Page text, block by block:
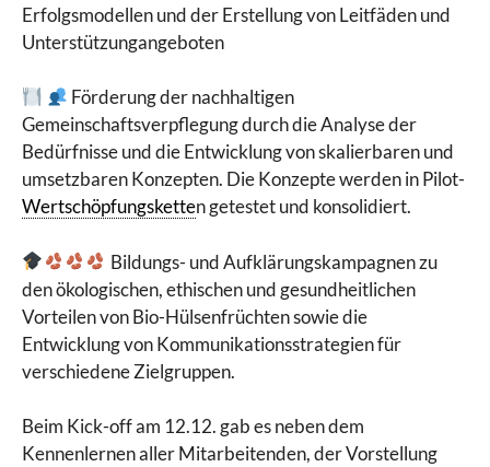
Erfolgsmodellen und der Erstellung von Leitfäden und
Unterstützungangeboten
Förderung der nachhaltigen
Gemeinschaftsverpflegung durch die Analyse der
Bedürfnisse und die Entwicklung von skalierbaren und
umsetzbaren Konzepten. Die Konzepte werden in Pilot-
Wertschöpfungsketten getestet und konsolidiert.
Bildungs- und Aufklärungskampagnen zu
den ökologischen, ethischen und gesundheitlichen
Vorteilen von Bio-Hülsenfrüchten sowie die
Entwicklung von Kommunikationsstrategien für
verschiedene Zielgruppen.
Beim Kick-off am 12.12. gab es neben dem
Kennenlernen aller Mitarbeitenden, der Vorstellung